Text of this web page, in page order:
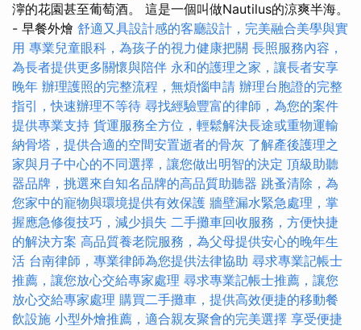
濘的花園甚至葡萄酒。 這是一個叫做Nautilus的涼爽半海。
- 早餐外燴 舒適又具設計感的客廳設計，完美融合美學與實
用 專業兒童眼科，為孩子的視力健康把關 長照服務內容，
為長者提供更多關懷與陪伴 永和的護理之家，讓長者安享
晚年 辦理護照的完整流程，無煩惱申請 辦理台胞證的完整
指引，快速辦理不等待 尋找經驗豐富的律師，為您的案件
提供專業支持 貨運服務全方位，輕鬆解決長途或重物運輸
納骨塔，提供合適的空間安置逝者的骨灰 了解產後護理之
家與月子中心的不同選擇，讓您做出明智的決定 頂級助聽
器品牌，挑選來自知名品牌的高品質助聽器 跳蚤清除，為
您家中的寵物與環境提供有效保護 牆壁漏水緊急處理，掌
握應急修復技巧，減少損失 二手攤車回收服務，方便快捷
的解決方案 高品質養老院服務，為父母提供安心的晚年生
活 台南律師，專業律師為您提供法律協助 尋求專業記帳士
推薦，讓您放心交給專家處理 尋求專業記帳士推薦，讓您
放心交給專家處理 購買二手攤車，提供高效便捷的移動餐
飲設施 小型外燴推薦，適合親友聚會的完美選擇 享受便捷